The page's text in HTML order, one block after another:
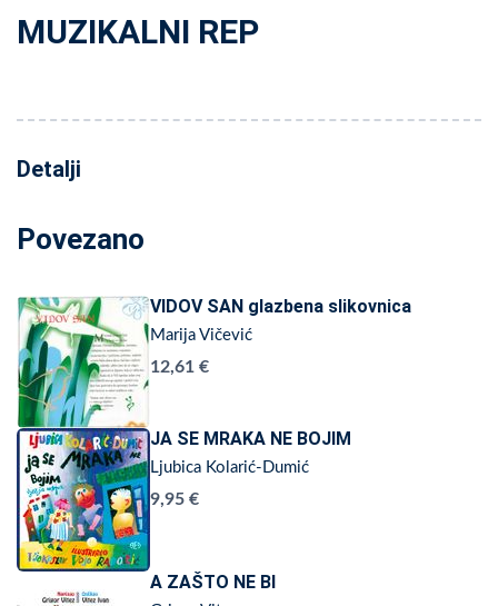
MUZIKALNI REP
Detalji
Povezano
VIDOV SAN glazbena slikovnica
Marija Vičević
12,61 €
JA SE MRAKA NE BOJIM
Ljubica Kolarić-Dumić
9,95 €
A ZAŠTO NE BI